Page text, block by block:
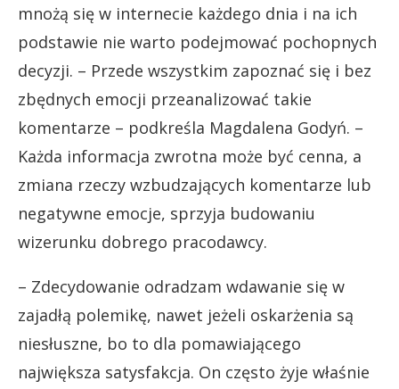
mnożą się w internecie każdego dnia i na ich
podstawie nie warto podejmować pochopnych
decyzji. – Przede wszystkim zapoznać się i bez
zbędnych emocji przeanalizować takie
komentarze – podkreśla Magdalena Godyń. –
Każda informacja zwrotna może być cenna, a
zmiana rzeczy wzbudzających komentarze lub
negatywne emocje, sprzyja budowaniu
wizerunku dobrego pracodawcy.
– Zdecydowanie odradzam wdawanie się w
zajadłą polemikę, nawet jeżeli oskarżenia są
niesłuszne, bo to dla pomawiającego
największa satysfakcja. On często żyje właśnie